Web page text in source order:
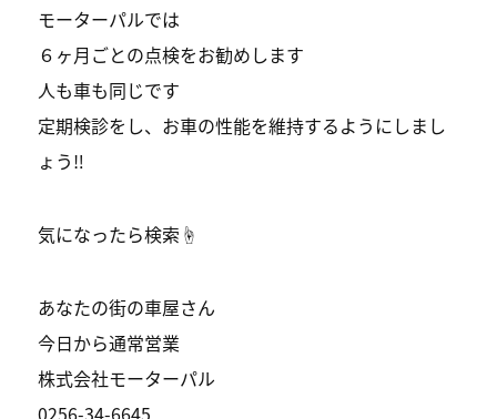
モーターパルでは
６ヶ月ごとの点検をお勧めします
人も車も同じです
定期検診をし、お車の性能を維持するようにしまし
ょう‼️
気になったら検索☝️
あなたの街の車屋さん
今日から通常営業
株式会社モーターパル
0256-34-6645